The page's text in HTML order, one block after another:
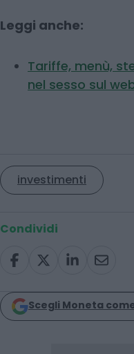
Leggi anche:
Tariffe, menù,
nel sesso sul
investimenti
Condividi
Scegli Moneta